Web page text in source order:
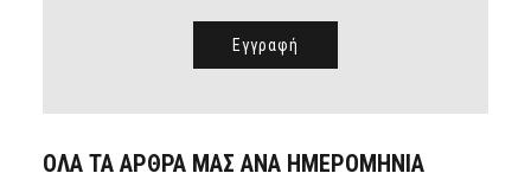
ΟΛΑ ΤΑ ΑΡΘΡΑ ΜΑΣ ΑΝΑ ΗΜΕΡΟΜΗΝΙΑ